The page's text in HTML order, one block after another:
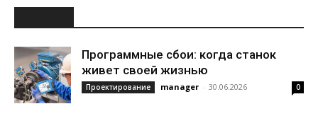
Программные сбои: когда станок
живет своей жизнью
Проектирование manager - 30.06.2026 0